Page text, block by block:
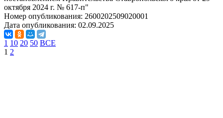
октября 2024 г. № 617-п"
Номер опубликования: 2600202509020001
Дата опубликования: 02.09.2025
1 10 20 50 ВСЕ
1 2